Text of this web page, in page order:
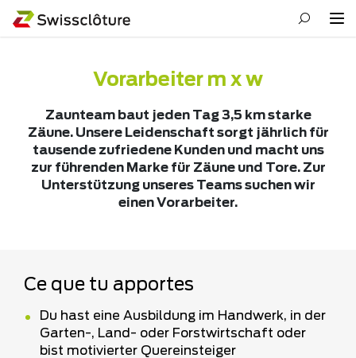
Vorarbeiter m x w
Zaunteam baut jeden Tag 3,5 km starke
Zäune. Unsere Leidenschaft sorgt jährlich für
tausende zufriedene Kunden und macht uns
zur führenden Marke für Zäune und Tore. Zur
Unterstützung unseres Teams suchen wir
einen Vorarbeiter.
Ce que tu apportes
Du hast eine Ausbildung im Handwerk, in der
Garten-, Land- oder Forstwirtschaft oder
bist motivierter Quereinsteiger